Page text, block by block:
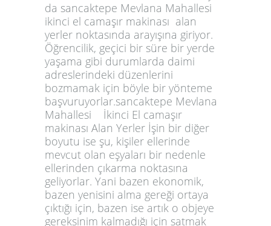
da sancaktepe Mevlana Mahallesi
ikinci el camaşır makinası alan
yerler noktasında arayışına giriyor.
Öğrencilik, geçici bir süre bir yerde
yaşama gibi durumlarda daimi
adreslerindeki düzenlerini
bozmamak için böyle bir yönteme
başvuruyorlar.sancaktepe Mevlana
Mahallesi İkinci El camaşır
makinası Alan Yerler İşin bir diğer
boyutu ise şu, kişiler ellerinde
mevcut olan eşyaları bir nedenle
ellerinden çıkarma noktasına
geliyorlar. Yani bazen ekonomik,
bazen yenisini alma gereği ortaya
çıktığı için, bazen ise artık o objeye
gereksinim kalmadığı için satmak